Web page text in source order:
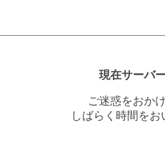
現在サーバ
ご迷惑をおか
しばらく時間を